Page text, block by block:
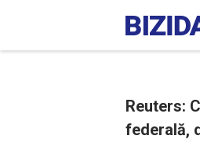
Reuters:
federală,